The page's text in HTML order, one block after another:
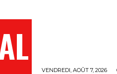
VENDREDI, AOÛT 7, 2026